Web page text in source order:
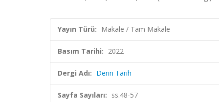
Yayın Türü: Makale / Tam Makale
Basım Tarihi: 2022
Dergi Adı: Derin Tarih
Sayfa Sayıları: ss.48-57